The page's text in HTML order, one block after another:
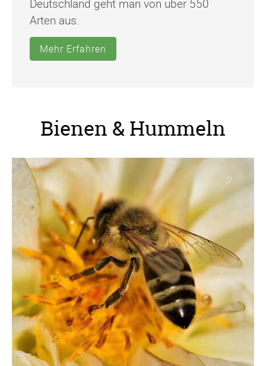
Deutschland geht man von über 550
Arten aus.
Mehr Erfahren
Bienen & Hummeln